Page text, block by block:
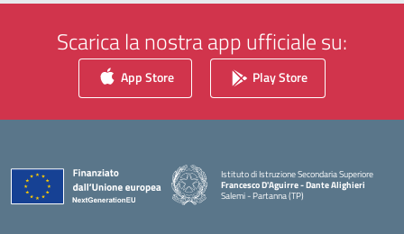
Scarica la nostra app ufficiale su:
App Store Play Store
Istituto di Istruzione Secondaria Superiore
Francesco D'Aguirre - Dante Alighieri
Salemi - Partanna (TP)